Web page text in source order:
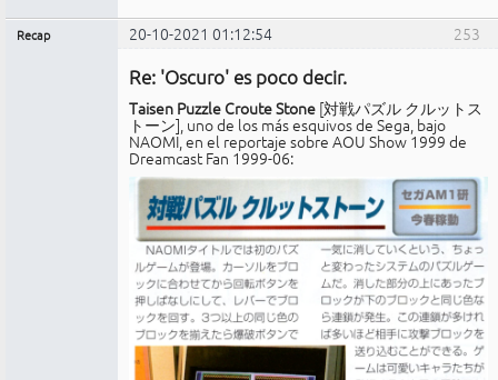
253
Recap 20-10-2021 01:12:54
Re: 'Oscuro' es poco decir.
Taisen Puzzle Croute Stone [対戦パズル クルットス
トーン], uno de los más esquivos de Sega, bajo
NAOMI, en el reportaje sobre AOU Show 1999 de
Dreamcast Fan 1999-06: